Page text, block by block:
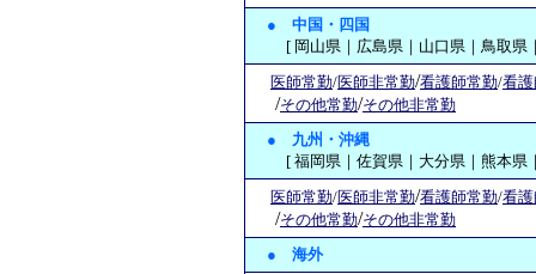
● 中国・四国
[ 岡山県｜広島県｜山口県｜鳥取県
医師常勤/医師非常勤/看護師常勤/看
/その他常勤/その他非常勤
● 九州・沖縄
[ 福岡県｜佐賀県｜大分県｜熊本県
医師常勤/医師非常勤/看護師常勤/看
/その他常勤/その他非常勤
● 海外